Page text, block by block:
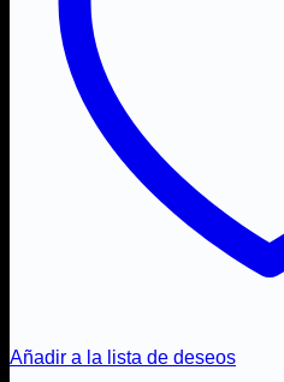
Añadir a la lista de deseos